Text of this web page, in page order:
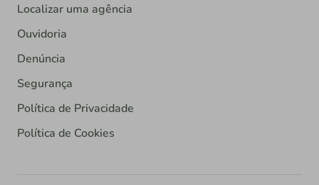
Localizar uma agência
Ouvidoria
Denúncia
Segurança
Política de Privacidade
Política de Cookies